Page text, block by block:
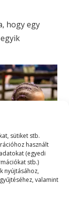
sütiket stb.
használt
(egyedi
stb.)
nyújtásához,
valamint
hogy egy